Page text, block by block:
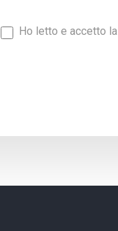
Ho letto e accetto la